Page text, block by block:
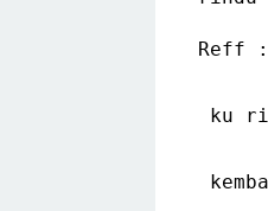
Reff :
ku